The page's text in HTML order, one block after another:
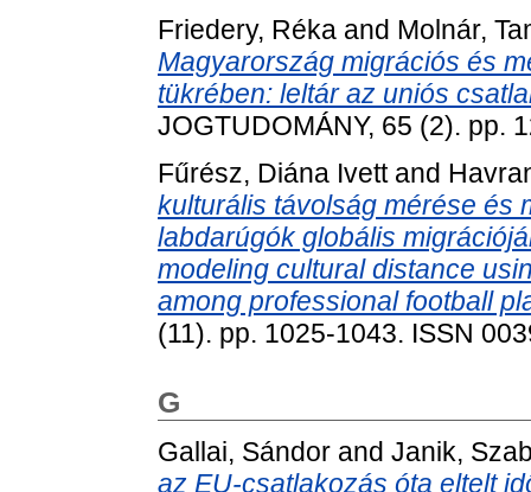
Friedery, Réka and Molnár,
Magyarország migrációs és
tükrében: leltár az uniós
JOGTUDOMÁNY, 65 (2). pp.
Fűrész, Diána Ivettand
kulturális távolság mérése és
labdarúgók globális
modeling cultural distance
among professional football
(11). pp. 1025-1043. ISSN
G
Gallai, Sándor and Janik,
az EU-csatlakozás óta eltelt